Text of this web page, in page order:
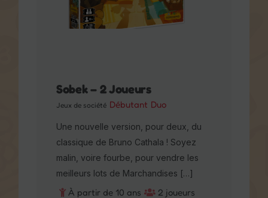
Sobek – 2 Joueurs
classique de Bruno Cathala ! Soyez
malin, voire fourbe, pour vendre les
meilleurs lots de Marchandises […]
Débutant Duo